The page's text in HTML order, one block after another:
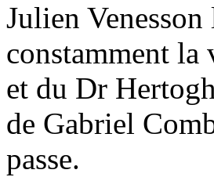
Julien
constamment la
et du Dr
de Gabriel
passe.